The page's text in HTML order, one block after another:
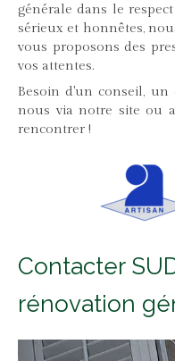
générale dans le
sérieux et honnêtes,
vous proposons des
vos attentes.
Besoin d'un conseil, un
nous via notre site ou
rencontrer !
Contacter
rénovation